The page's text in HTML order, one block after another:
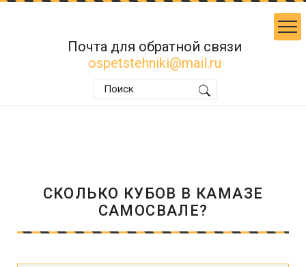
Почта для обратной связи
ospetstehniki@mail.ru
СКОЛЬКО КУБОВ В КАМАЗЕ
САМОСВАЛЕ?